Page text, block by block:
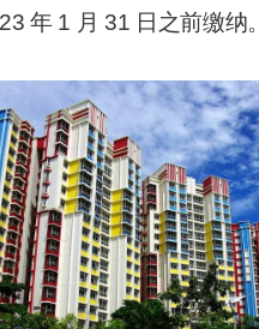
年 1 月 31 日之前缴纳。